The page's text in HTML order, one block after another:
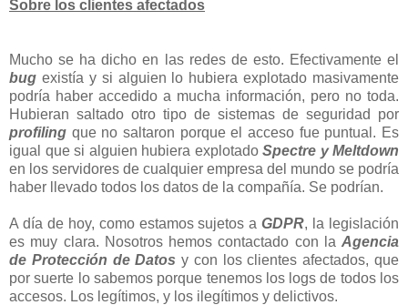
Sobre los clientes afectados
Mucho se ha dicho en las redes de esto. Efectivamente el
bug existía y si alguien lo hubiera explotado masivamente
podría haber accedido a mucha información, pero no toda.
Hubieran saltado otro tipo de sistemas de seguridad por
profiling que no saltaron porque el acceso fue puntual. Es
igual que si alguien hubiera explotado Spectre y Meltdown
en los servidores de cualquier empresa del mundo se podría
haber llevado todos los datos de la compañía. Se podrían.
A día de hoy, como estamos sujetos aGDPR, la legislación
es muy clara. Nosotros hemos contactado con la Agencia
de Protección de Datos y con los clientes afectados, que
por suerte lo sabemos porque tenemos los logs de todos los
accesos. Los legítimos, y los ilegítimos y delictivos.